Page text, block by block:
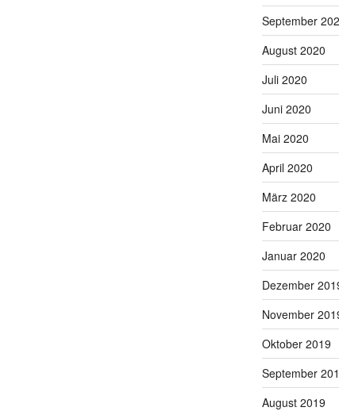
September
August 2020
Juli 2020
Juni 2020
Mai 2020
April 2020
März 2020
Februar 2020
Januar 2020
Dezember
November
Oktober 2019
September
August 2019